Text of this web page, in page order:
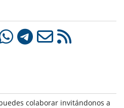
colaborar invitándonos a